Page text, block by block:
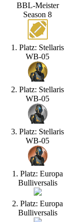
BBL-Meister
Season 8
1. Platz: Stellaris
WB-05
2. Platz: Stellaris
WB-05
3. Platz: Stellaris
WB-05
1. Platz: Europa
Bulliversalis
2. Platz: Europa
Bulliversalis